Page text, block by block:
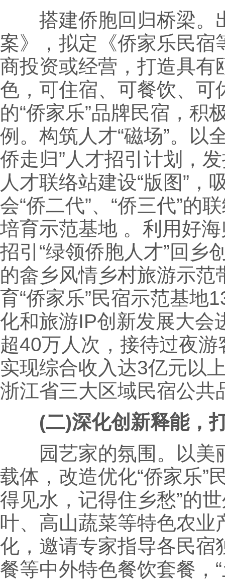
搭建侨胞回归桥梁。出
案》，拟定《侨家乐民宿
商投资或经营，打造具有
色，可住宿、可餐饮、可
的“侨家乐”品牌民宿，积
例。构筑人才“磁场”。以
侨走归”人才招引计划，
人才联络站建设“版图”
会“侨二代”、“侨三代”的
培育示范基地 。利用好
招引“绿领侨胞人才”回乡
的畲乡风情乡村旅游示
育“侨家乐”民宿示范基地
化和旅游IP创新发展大会
超40万人次，接待过夜
实现综合收入达3亿元以
浙江省三大区域民宿公共
(二)深化创新释能，打
园艺家的氛围。以美
载体，改造优化“侨家乐”
得见水，记得住乡愁”的
叶、高山蔬菜等特色农
化，邀请专家指导各民宿
餐等中外特色餐饮套餐，